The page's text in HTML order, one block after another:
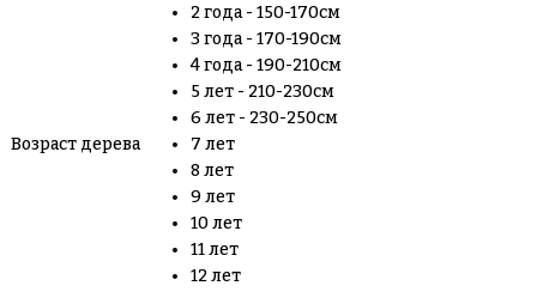
Возраст дерева
2 года - 150-170см
3 года - 170-190см
4 года - 190-210см
5 лет - 210-230см
6 лет - 230-250см
7 лет
8 лет
9 лет
10 лет
11 лет
12 лет